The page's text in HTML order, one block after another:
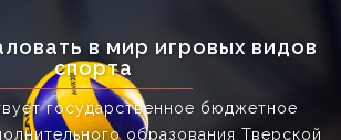
в мир игровых видов
спорта
государственное бюджетное
образования Тверской